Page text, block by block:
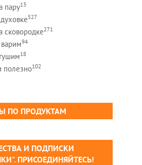
пару13
527
сковородке271
94
18
полезно102
ПО ПРОДУКТАМ
И ПОДПИСКИ
ПРИСОЕДИНЯЙТЕСЬ!